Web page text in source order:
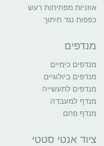
אוזניות מפחיתות רעש
כפפות נגד חיתוך
מנדפים
מנדפים כימיים
מנדפים ביולוגיים
מנדפים לתעשייה
מנדף למעבדה
מנדף פחם
ציוד אנטי סטטי